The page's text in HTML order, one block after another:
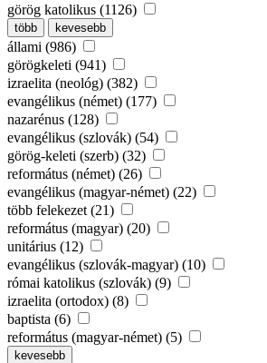
görög katolikus (1126)
több kevesebb
állami (986)
görögkeleti (941)
izraelita (neológ) (382)
evangélikus (német) (177)
nazarénus (128)
evangélikus (szlovák) (54)
görög-keleti (szerb) (32)
református (német) (26)
evangélikus (magyar-német) (22)
több felekezet (21)
református (magyar) (20)
unitárius (12)
evangélikus (szlovák-magyar) (10)
római katolikus (szlovák) (9)
izraelita (ortodox) (8)
baptista (6)
református (magyar-német) (5)
kevesebb